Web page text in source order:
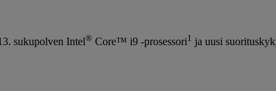
sukupolven Intel® Core™ i9 -prosessori1 ja uusi